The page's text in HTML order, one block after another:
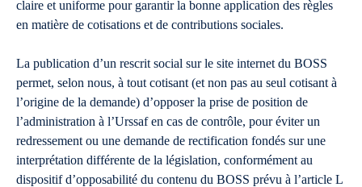
claire et uniforme pour garantir la bonne application des règles
en matière de cotisations et de contributions sociales.
La publication d’un rescrit social sur le site internet du BOSS
permet, selon nous, à tout cotisant (et non pas au seul cotisant à
l’origine de la demande) d’opposer la prise de position de
l’administration à l’Urssaf en cas de contrôle, pour éviter un
redressement ou une demande de rectification fondés sur une
interprétation différente de la législation, conformément au
dispositif d’opposabilité du contenu du BOSS prévu à l’article L